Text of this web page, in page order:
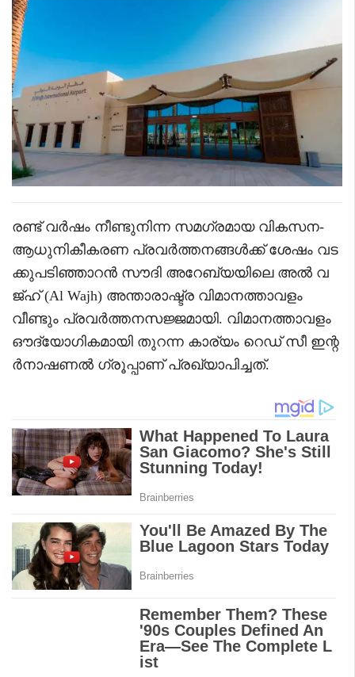
രണ്ട് വർഷം നീണ്ടുനിന്ന സമഗ്രമായ വികസന-
ആധുനികീകരണ പ്രവർത്തനങ്ങൾക്ക് ശേഷം വട
ക്കുപടിഞ്ഞാറൻ സൗദി അറേബ്യയിലെ അൽ വ
ജ്ഹ് (Al Wajh) അന്താരാഷ്ട്ര വിമാനത്താവളം
വീണ്ടും പ്രവർത്തനസജ്ജമായി. വിമാനത്താവളം
ഔദ്യോഗികമായി തുറന്ന കാര്യം റെഡ് സീ ഇന്റ
ർനാഷണൽ ഗ്രൂപ്പാണ് പ്രഖ്യാപിച്ചത്.